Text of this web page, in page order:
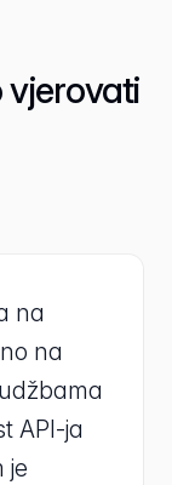
na
na
API-ja
je